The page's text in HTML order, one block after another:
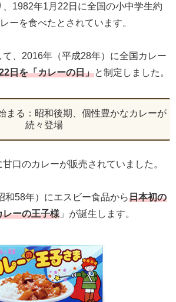
、1982年1月22日に全国の小中学生約
ーを食べたとされています。
て、2016年（平成28年）に全国カレー
日を「カレーの日」と制定しました。
まる：昭和後期、個性豊かなカレーが
続々登場
口のカレーが販売されていました。
和58年）にエスビー食品から日本初の
レーの王子様 」が誕生します。